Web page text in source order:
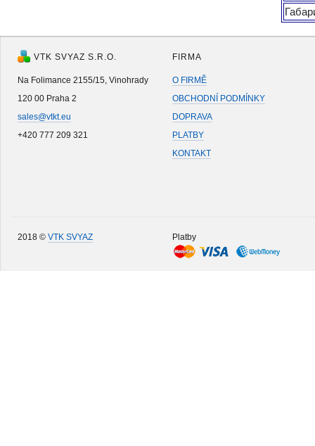
VTK SVYAZ S.R.O.
Na Folimance 2155/15, Vinohrady
120 00 Praha 2
sales@vtkt.eu
+420 777 209 321
FIRMA
O FIRMĚ
OBCHODNÍ PODMÍNKY
DOPRAVA
PLATBY
KONTAKT
2018 © VTK SVYAZ Platby